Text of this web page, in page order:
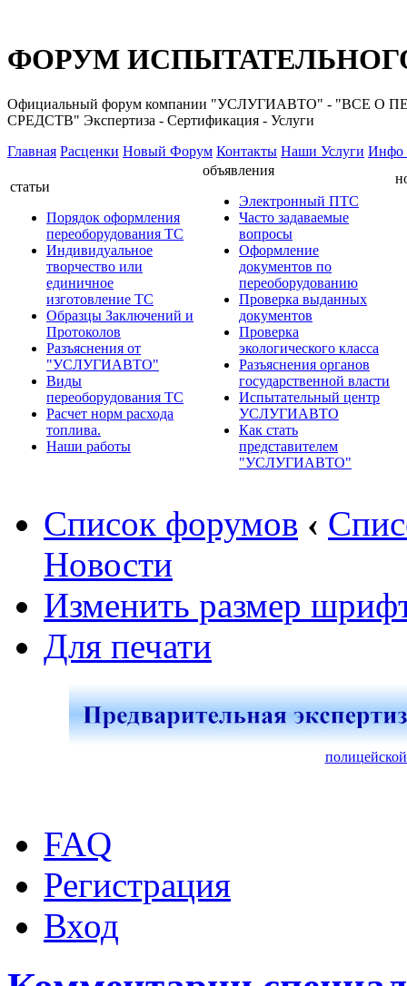
ФОРУМ
Официальный форум компании "УСЛУГИАВТО" -
СРЕДСТВ" Экспертиза - Сертификация - Услуги
Главная Расценки Новый Форум Контакты Наши Услуги Инфо
статьи
Порядок оформления
переоборудования ТС
Индивидуальное
творчество или
единичное
изготовление ТС
Образцы Заключений и
Протоколов
Разъяснения от
"УСЛУГИАВТО"
Виды
переоборудования ТС
Расчет норм расхода
топлива.
Наши работы
объявления
Электронный ПТС
Часто задаваемые
вопросы
Оформление
документов по
переоборудованию
Проверка выданных
документов
Проверка
экологического класса
Разъяснения органов
государственной власти
Испытательный центр
УСЛУГИАВТО
Как стать
представителем
"УСЛУГИАВТО"
Список форумов ‹
Новости
Изменить размер
Для печати
FAQ
Регистрация
Вход